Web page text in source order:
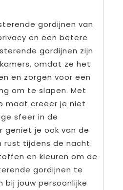
gordijnen van
en een betere
gordijnen zijn
omdat ze het
en zorgen voor een
om te slapen. Met
maat creëer je niet
sfeer in de
geniet je ook van de
rust tijdens de nacht.
en kleuren om de
gordijnen te
bij jouw persoonlijke